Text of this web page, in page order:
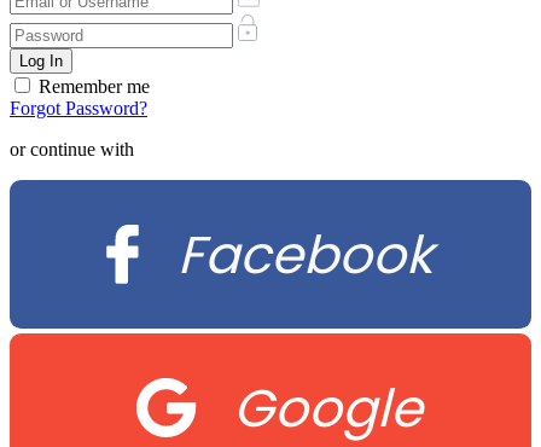
Remember me
Forgot Password?
or continue with
Facebook
Google